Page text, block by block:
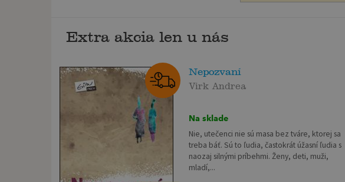
Extra akcia len u nás
Nepozvaní
Virk Andrea
Na sklade
Nie, utečenci nie sú masa bez tváre, ktorej sa
treba báť. Sú to ľudia, častokrát úžasní ľudia s
naozaj silnými príbehmi. Ženy, deti, muži,
mladí,...